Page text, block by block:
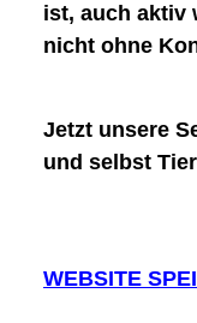
ist, auch aktiv
nicht ohne
Jetzt unsere
und selbst
WEBSITE